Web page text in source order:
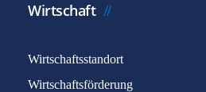
Wirtschaft
Wirtschaftsstandort
Wirtschaftsförderung